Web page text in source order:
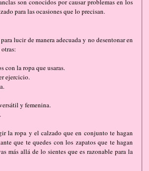
son conocidos por causar problemas en los
para las ocasiones que lo precisan.
lucir de manera adecuada y no desentonar en
con la ropa que usaras.
ejercicio.
y femenina.
la ropa y el calzado que en conjunto te hagan
que te quedes con los zapatos que te hagan
más allá de lo sientes que es razonable para la